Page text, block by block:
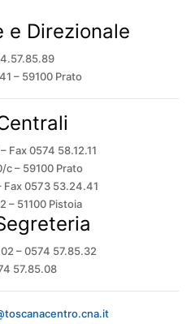
e Direzionale
– 59100 Prato
Fax 0574 58.12.11
c – 59100 Prato
Fax 0573 53.24.41
– 51100 Pistoia
– 0574 57.85.32
57.85.08